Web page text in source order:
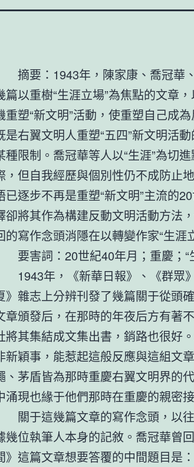
摘要：1943年，陳家康、喬冠華
篇以重樹“生涯立場”為焦點的文章
重塑“新文明”活動，使重塑自己成
是右翼文明人重塑“五四”新文明活
種限制。喬冠華等人以“生涯”為切
，但自我經歷與個別性仍不成防止
已逐步不再是重塑“新文明”主流的
卻將其作為構建反動文明活動方法
的寫作念頭消隱在以轉變作家“生涯
要害詞：20世紀40年月；重慶；“
1943年，《新華日報》、《群眾
》雜志上分辨刊發了幾篇關于從頭
章頒發后，在那時的年夜后方有著
將其集結成文集出書，銷路也很好
新穎事，能惹起這般反應與這組文
、茅盾皆為那時重慶右翼文明界的
涌現也緣于他們那時在重慶的親密
關于這幾篇文章的寫作念頭，以
幾位執筆人本身的記敘。喬冠華曾
》這篇文章想要答覆的中間題目是